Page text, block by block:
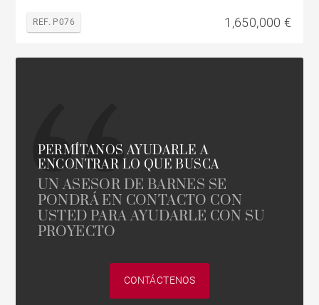
REF. P076 1,650,000 €
PERMÍTANOS AYUDARLE A
ENCONTRAR LO QUE BUSCA
UN ASESOR DE BARNES SE
PONDRÁ EN CONTACTO CON
USTED PARA AYUDARLE CON SU
PROYECTO
CONTÁCTENOS